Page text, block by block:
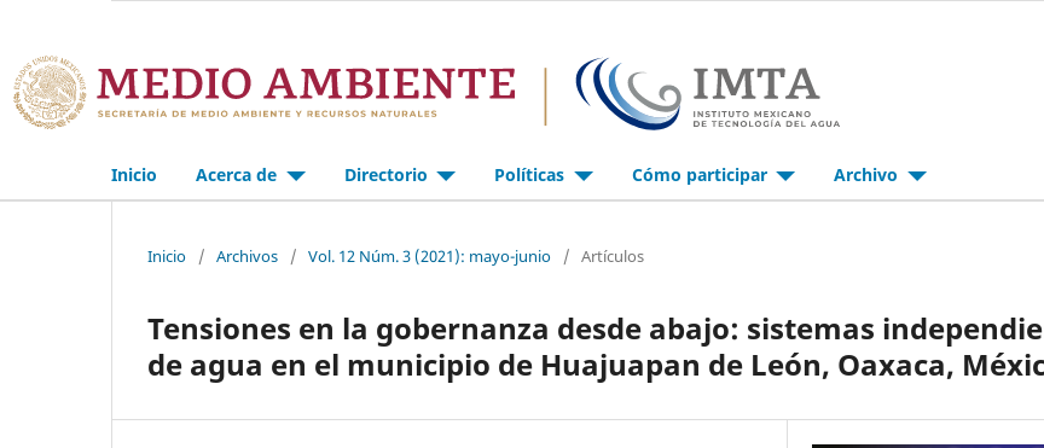
Inicio Acerca de Directorio Políticas Cómo participar Archivo
Inicio / Archivos / Vol. 12 Núm. 3 (2021): mayo-junio / Artículos
Tensiones en la gobernanza desde abajo: sistemas
de agua en el municipio de Huajuapan de León, Oaxaca,